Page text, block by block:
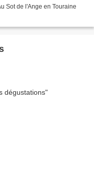
Sot de l'Ange en Touraine